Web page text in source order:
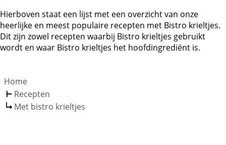
Hierboven staat een lijst met een overzicht van onze
heerlijke en meest populaire recepten met Bistro krieltjes.
Dit zijn zowel recepten waarbij Bistro krieltjes gebruikt
wordt en waar Bistro krieltjes het hoofdingrediënt is.
Home
Recepten
Met bistro krieltjes